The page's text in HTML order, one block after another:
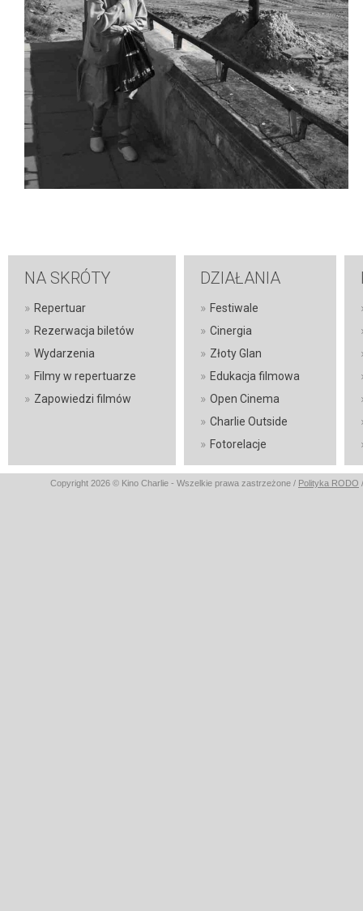
NA SKRÓTY
» Repertuar
» Rezerwacja biletów
» Wydarzenia
» Filmy w repertuarze
» Zapowiedzi filmów
DZIAŁANIA
» Festiwale
» Cinergia
» Złoty Glan
» Edukacja filmowa
» Open Cinema
» Charlie Outside
» Fotorelacje
Copyright 2026 © Kino Charlie - Wszelkie prawa zastrzeżone / Polityka RODO